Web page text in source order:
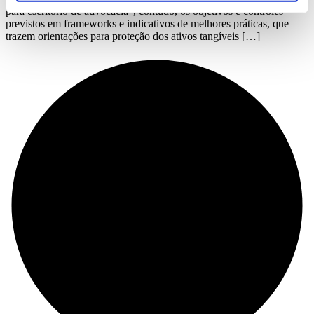
para escritório de advocacia”, contudo, os objetivos e controles
previstos em frameworks e indicativos de melhores práticas, que
trazem orientações para proteção dos ativos tangíveis […]